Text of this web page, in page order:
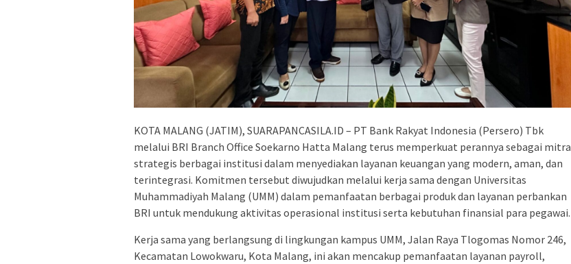
KOTA MALANG (JATIM), SUARAPANCASILA.ID – PT Bank Rakyat Indonesia (Persero) Tbk
melalui BRI Branch Office Soekarno Hatta Malang terus memperkuat perannya sebagai mitra
strategis berbagai institusi dalam menyediakan layanan keuangan yang modern, aman, dan
terintegrasi. Komitmen tersebut diwujudkan melalui kerja sama dengan Universitas
Muhammadiyah Malang (UMM) dalam pemanfaatan berbagai produk dan layanan perbankan
BRI untuk mendukung aktivitas operasional institusi serta kebutuhan finansial para pegawai.
Kerja sama yang berlangsung di lingkungan kampus UMM, Jalan Raya Tlogomas Nomor 246,
Kecamatan Lowokwaru, Kota Malang, ini akan mencakup pemanfaatan layanan payroll,